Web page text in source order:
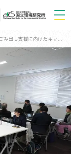
ーク形成業務報告会」が開催されました